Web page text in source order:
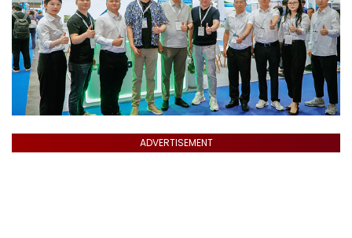
ADVERTISEMENT